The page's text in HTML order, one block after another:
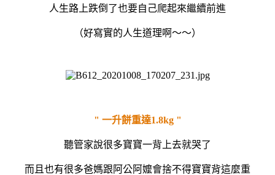
人生路上跌倒了也要自己爬起來繼續前進
（好寫實的人生道理啊～～）
" 一升餅重達1.8kg "
聽管家說很多寶寶一背上去就哭了
而且也有很多爸媽跟阿公阿嬤會捨不得寶寶背這麼重